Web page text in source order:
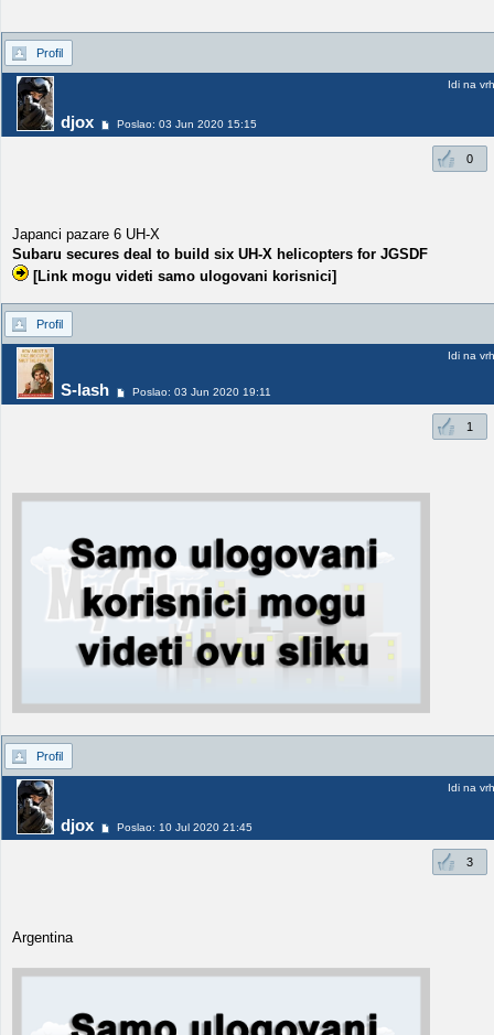
Profil
djox Poslao: 03 Jun 2020 15:15
Idi na vrh
0
Japanci pazare 6 UH-X
Subaru secures deal to build six UH-X helicopters for JGSDF
[Link mogu videti samo ulogovani korisnici]
Profil
S-lash Poslao: 03 Jun 2020 19:11
Idi na vrh
1
Profil
djox Poslao: 10 Jul 2020 21:45
Idi na vrh
3
Argentina